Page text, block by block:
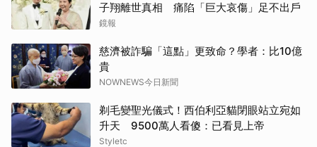
子翔離世真相 痛陷「巨大哀傷」足不出戶
鏡報
慈濟被詐騙「這點」更致命？學者：比10億
貴
NOWNEWS今日新聞
剃毛變聖光儀式！西伯利亞貓閉眼站立宛如
升天 9500萬人看傻：已看見上帝
Styletc